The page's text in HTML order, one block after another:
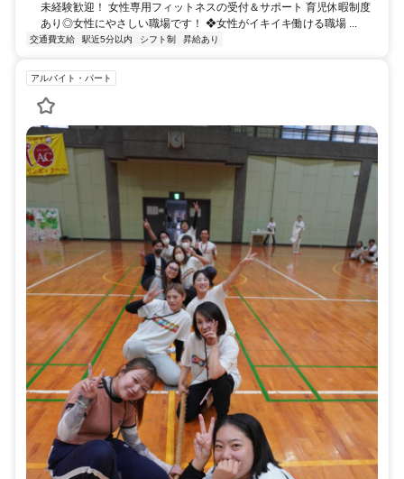
未経験歓迎！ 女性専用フィットネスの受付＆サポート 育児休暇制度
あり◎女性にやさしい職場です！ ❖女性がイキイキ働ける職場 ...
交通費支給 駅近5分以内 シフト制 昇給あり
アルバイト・パート